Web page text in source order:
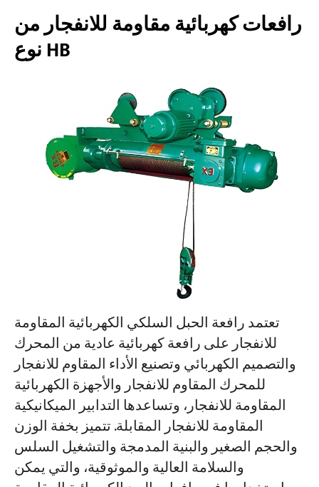
رافعات كهربائية مقاومة للانفجار من
نوع HB
تعتمد رافعة الحبل السلكي الكهربائية المقاومة
للانفجار على رافعة كهربائية عادية من المحرك
والتصميم الكهربائي وتصنيع الأداء المقاوم للانفجار
للمحرك المقاوم للانفجار والأجهزة الكهربائية
المقاومة للانفجار، وتساعدها التدابير الميكانيكية
المقاومة للانفجار المقابلة. تتميز بخفة الوزن
والحجم الصغير والبنية المدمجة والتشغيل السلس
والسلامة العالية والموثوقية، والتي يمكن